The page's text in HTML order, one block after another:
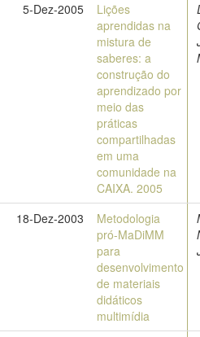
5-Dez-2005
Lições
aprendidas na
mistura de
saberes: a
construção do
aprendizado por
meio das
práticas
compartilhadas
em uma
comunidade na
CAIXA. 2005
18-Dez-2003
Metodologia
pró-MaDiMM
para
desenvolvimento
de materiais
didáticos
multimídia